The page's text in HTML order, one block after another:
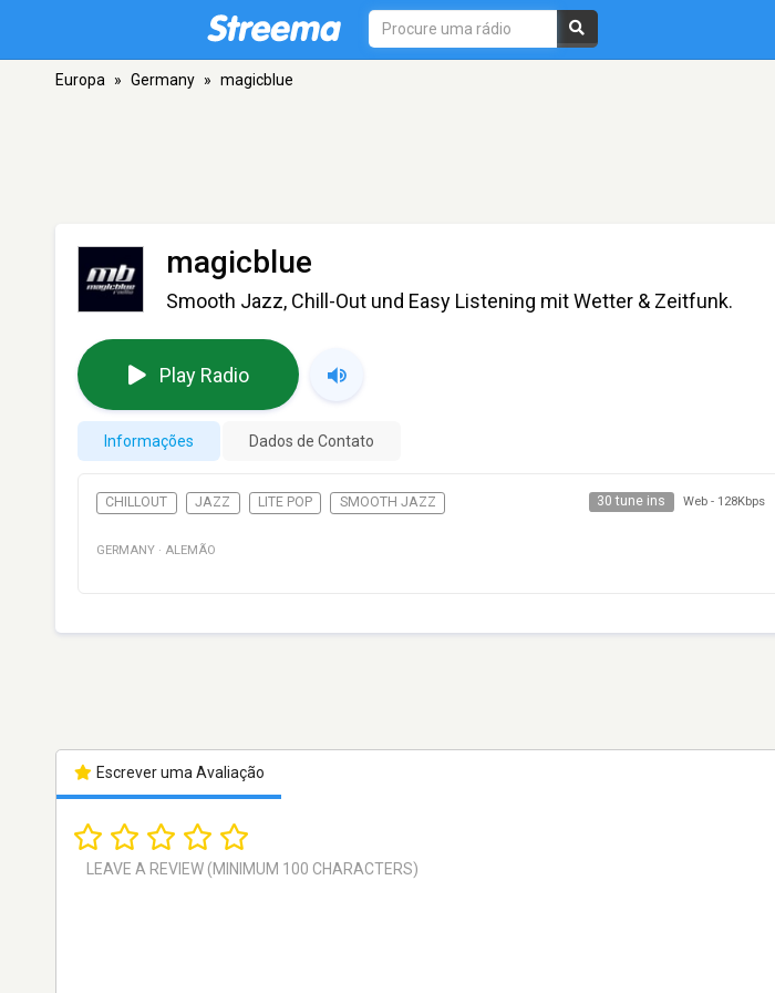
Europa » Germany » magicblue
magicblue
Smooth Jazz, Chill-Out und Easy Listening mit Wetter & Zeitfunk.
Play Radio
Informações Dados de Contato
CHILLOUT JAZZ LITE POP SMOOTH JAZZ 30 tune ins Web - 128Kbps
GERMANY · ALEMÃO
Escrever uma Avaliação